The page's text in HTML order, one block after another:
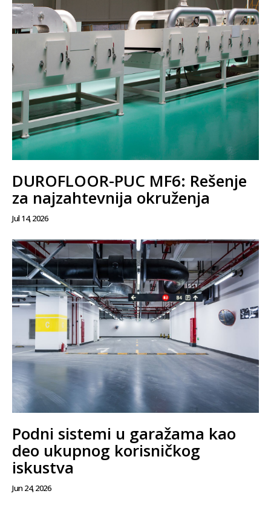
DUROFLOOR-PUC MF6: Rešenje
za najzahtevnija okruženja
Jul 14, 2026
Podni sistemi u garažama kao
deo ukupnog korisničkog
iskustva
Jun 24, 2026